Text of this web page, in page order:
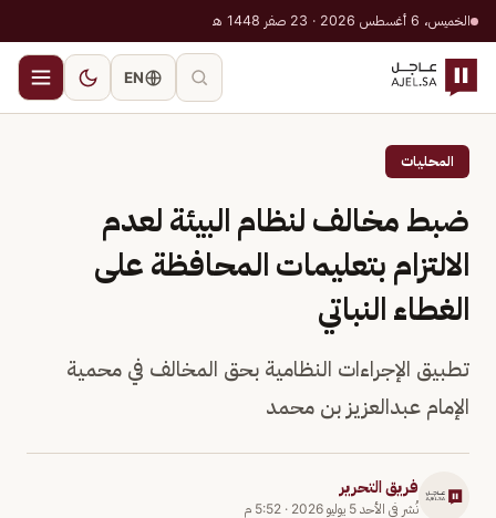
الخميس، 6 أغسطس 2026 · 23 صفر 1448 هـ
EN
المحليات
ضبط مخالف لنظام البيئة لعدم
الالتزام بتعليمات المحافظة على
الغطاء النباتي
تطبيق الإجراءات النظامية بحق المخالف في محمية
الإمام عبدالعزيز بن محمد
فريق التحرير
نُشر في الأحد 5 يوليو 2026 · 5:52 م